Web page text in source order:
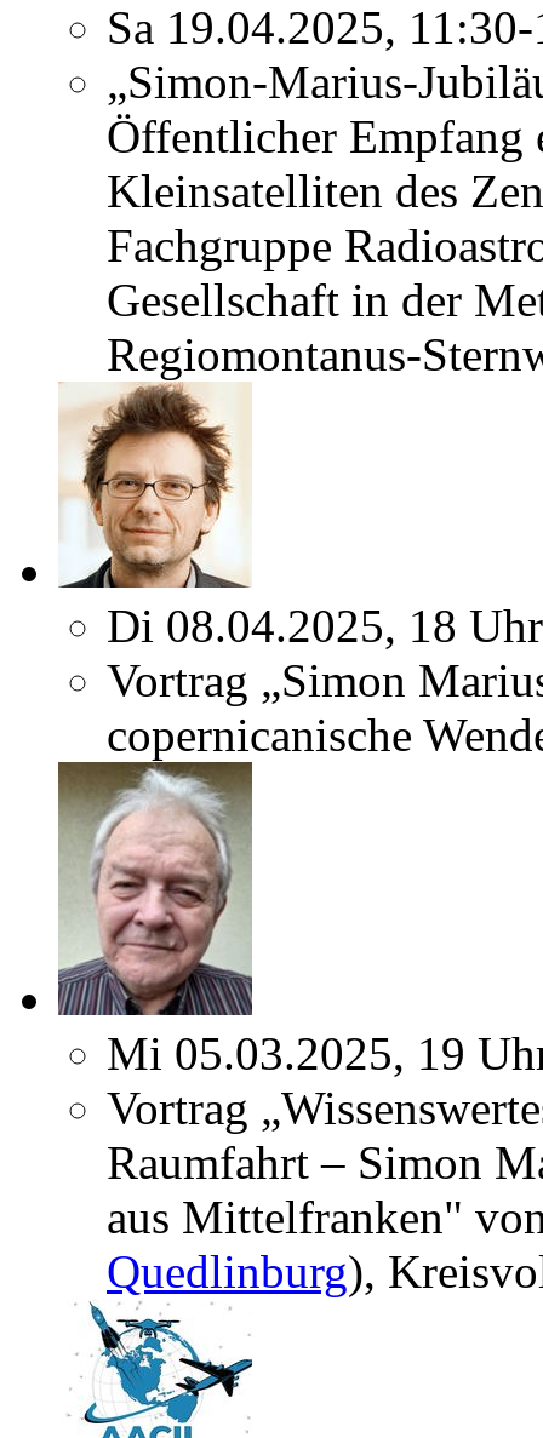
Sa 19.04.2025,
„Simon-Marius-
Öffentlicher Empfang
Kleinsatelliten des
Fachgruppe
Gesellschaft in der
Regiomontanus-
Di 08.04.2025, 18 Uhr
Vortrag „Simon
copernicanische
Mi 05.03.2025, 19
Vortrag
Raumfahrt – Simon
aus Mittelfranken"
Quedlinburg),